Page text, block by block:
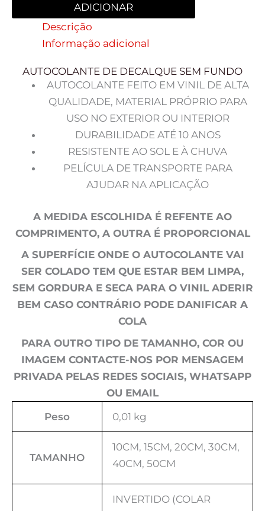
ADICIONAR
Descrição
Informação adicional
AUTOCOLANTE DE DECALQUE SEM FUNDO
AUTOCOLANTE FEITO EM VINIL DE ALTA
QUALIDADE, MATERIAL PRÓPRIO PARA
USO NO EXTERIOR OU INTERIOR
DURABILIDADE ATÉ 10 ANOS
RESISTENTE AO SOL E À CHUVA
PELÍCULA DE TRANSPORTE PARA
AJUDAR NA APLICAÇÃO
A MEDIDA ESCOLHIDA É REFENTE AO
COMPRIMENTO, A OUTRA É PROPORCIONAL
A SUPERFÍCIE ONDE O AUTOCOLANTE VAI
SER COLADO TEM QUE ESTAR BEM LIMPA,
SEM GORDURA E SECA PARA O VINIL ADERIR
BEM CASO CONTRÁRIO PODE DANIFICAR A
COLA
PARA OUTRO TIPO DE TAMANHO, COR OU
IMAGEM CONTACTE-NOS POR MENSAGEM
PRIVADA PELAS REDES SOCIAIS, WHATSAPP
OU EMAIL
Peso
0,01 kg
TAMANHO
10CM, 15CM, 20CM, 30CM,
40CM, 50CM
INVERTIDO (COLAR